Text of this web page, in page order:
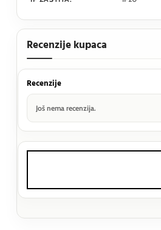
Recenzije kupaca
Recenzije
Još nema recenzija.